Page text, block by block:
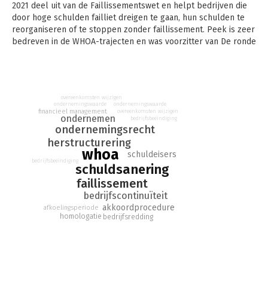
2021 deel uit van de Faillissementswet en helpt bedrijven die
door hoge schulden failliet dreigen te gaan, hun schulden te
reorganiseren of te stoppen zonder faillissement. Peek is zeer
bedreven in de WHOA-trajecten en was voorzitter van De ronde
verbeteren. In de prille praktijk zijn al een aantal successen
geboekt, maar er zijn ook praktische hobbels. Dit boek geeft in
‘gewone ondernemerstaal’ weer hoe de WHOA werkt, met
waardevolle tips.- Prof. dr. Jan Adriaanse, hoogleraar
turnaround management aan de Universiteit Leiden en partner
bij BFI, Amsterdam.
Dit boek is waardevol voor elke ondernemer die te maken
krijgt met de WHOA. Ik heb reeds een aantal WHOA-trajecten
succesvol mogen begeleiden. Dit boek had de ondernemers in
kwestie bij aanvang meer inzicht kunnen geven in wat hen te
whoa
schuldsanering
faillissement
herstructurering
ondernemingsrecht
bedrijfscontinuïteit
ondernemen
schuldeisers
akkoordprocedure
bedrijfsredding
homologatie
financieel management
afkoelingsperiode
ondernemingswaarde
overeenkomsten wijzigen
bedrijfsbeëindiging
ondernemingswaarde
overeenkomsten wijzigen
bedrijfsbeëindiging